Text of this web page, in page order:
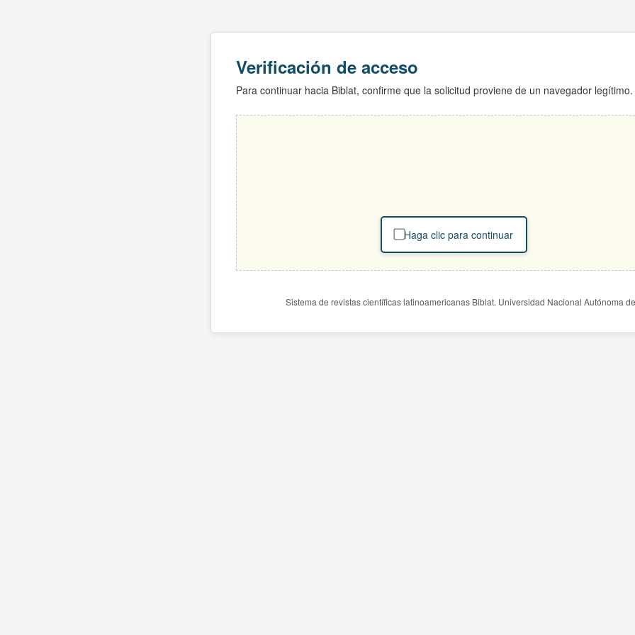
Verificación de acceso
Para continuar hacia Biblat, confirme que la solicitud proviene de un navegador legítimo.
Haga clic para continuar
Sistema de revistas científicas latinoamericanas Biblat. Universidad Nacional Autónoma